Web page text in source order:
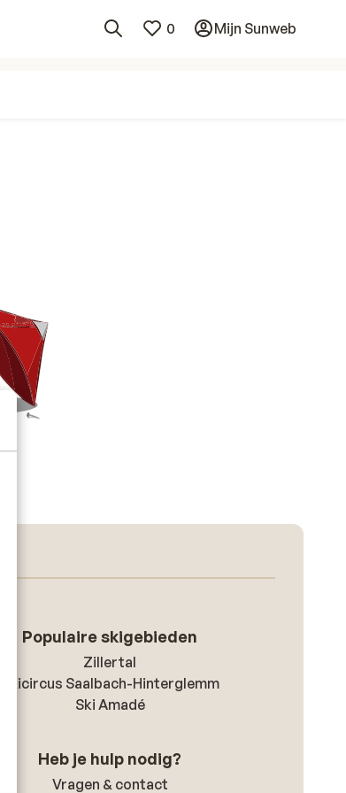
0 Mijn Sunweb
Populaire skigebieden
Zillertal
Skicircus Saalbach-Hinterglemm
Ski Amadé
Heb je hulp nodig?
Vragen & contact